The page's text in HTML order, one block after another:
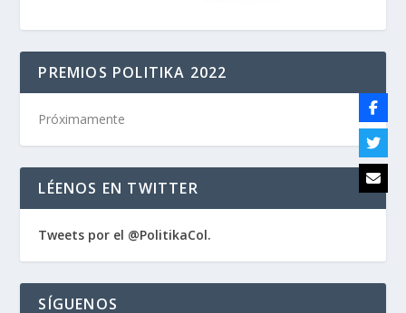
PREMIOS POLITIKA 2022
Próximamente
LÉENOS EN TWITTER
Tweets por el @PolitikaCol.
SÍGUENOS